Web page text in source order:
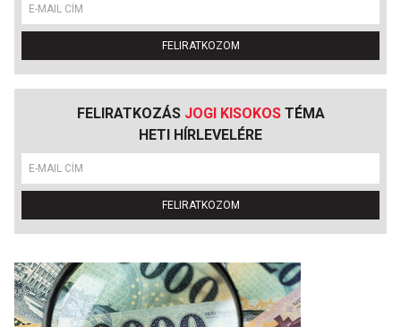
FELIRATKOZOM
FELIRATKOZÁS JOGI KISOKOSTÉMA
HETI HÍRLEVELÉRE
FELIRATKOZOM